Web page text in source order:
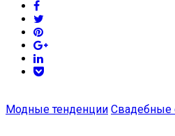
Модные тенденции Свадебные